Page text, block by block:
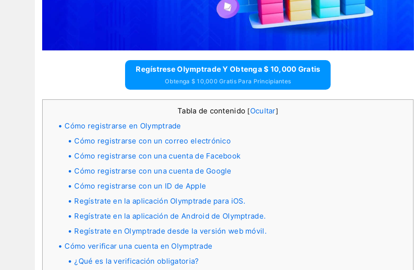
Regístrese Olymptrade Y Obtenga $ 10,000 Gratis
Obtenga $ 10,000 Gratis Para Principiantes
Tabla de contenido [Ocultar]
Cómo registrarse en Olymptrade
Cómo registrarse con un correo electrónico
Cómo registrarse con una cuenta de Facebook
Cómo registrarse con una cuenta de Google
Cómo registrarse con un ID de Apple
Regístrate en la aplicación Olymptrade para iOS.
Regístrate en la aplicación de Android de Olymptrade.
Regístrate en Olymptrade desde la versión web móvil.
Cómo verificar una cuenta en Olymptrade
¿Qué es la verificación obligatoria?